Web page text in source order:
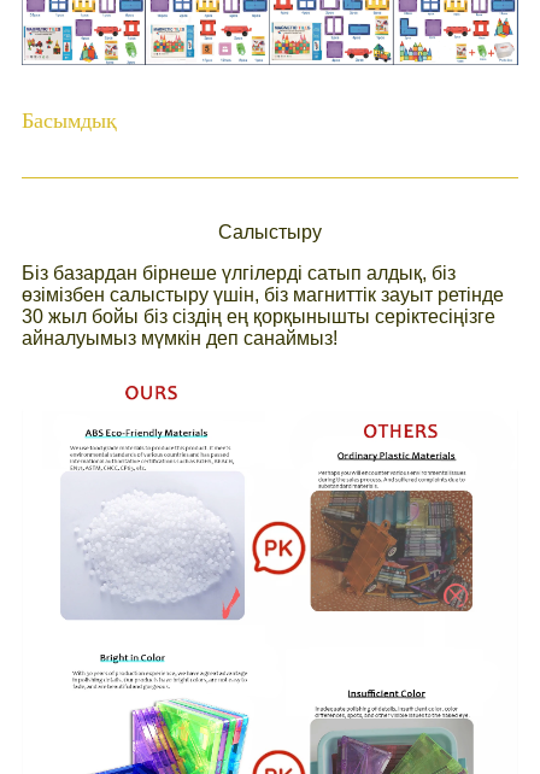
Басымдық
Салыстыру
Біз базардан бірнеше үлгілерді сатып алдық, біз
өзімізбен салыстыру үшін, біз магниттік зауыт ретінде
30 жыл бойы біз сіздің ең қорқынышты серіктесіңізге
айналуымыз мүмкін деп санаймыз!